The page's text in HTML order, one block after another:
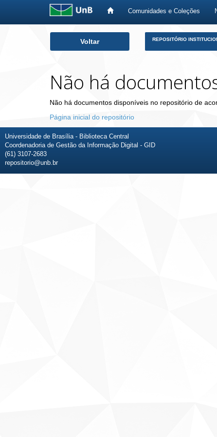
Comunidades e Coleções
Voltar REPOSITÓRIO
Não há
Não há documentos disponíveis no repositório de
Página inicial do repositório
Universidade de Brasília - Biblioteca Central
Coordenadoria de Gestão da Informação Digital - GID
(61) 3107-2683
repositorio@unb.br